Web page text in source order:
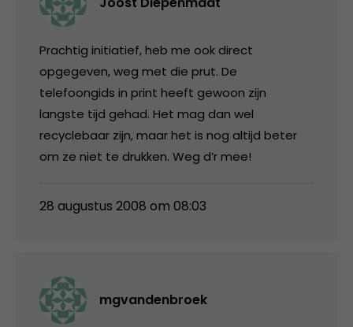
Prachtig initiatief, heb me ook direct
opgegeven, weg met die prut. De
telefoongids in print heeft gewoon zijn
langste tijd gehad. Het mag dan wel
recyclebaar zijn, maar het is nog altijd beter
om ze niet te drukken. Weg d’r mee!
28 augustus 2008 om 08:03
mgvandenbroek